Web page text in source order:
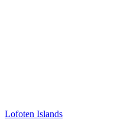
Lofoten Islands